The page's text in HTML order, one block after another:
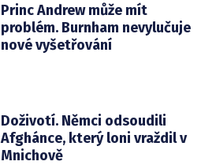
Princ Andrew může mít
problém. Burnham nevylučuje
nové vyšetřování
Doživotí. Němci odsoudili
Afghánce, který loni vraždil v
Mnichově